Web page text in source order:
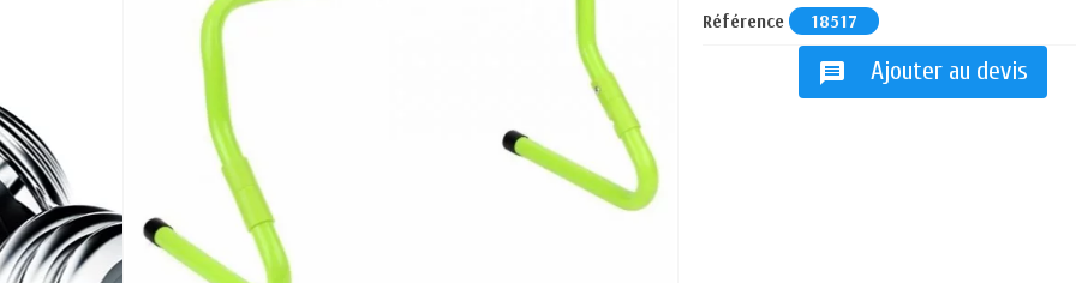
Référence 18517
message Ajouter au devis